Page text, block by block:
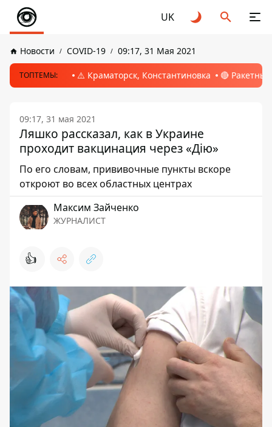
UK
Новости COVID-19 09:17, 31 Мая 2021
ТОПТЕМЫ: ⚠️ Краматорск, Константиновка 🔴
09:17, 31 мая 2021
Ляшко рассказал, как в Украине
проходит вакцинация через «Дію»
По его словам, прививочные пункты вскоре
откроют во всех областных центрах
Максим Зайченко
ЖУРНАЛИСТ
👍